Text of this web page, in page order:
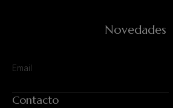
Novedades
Contacto